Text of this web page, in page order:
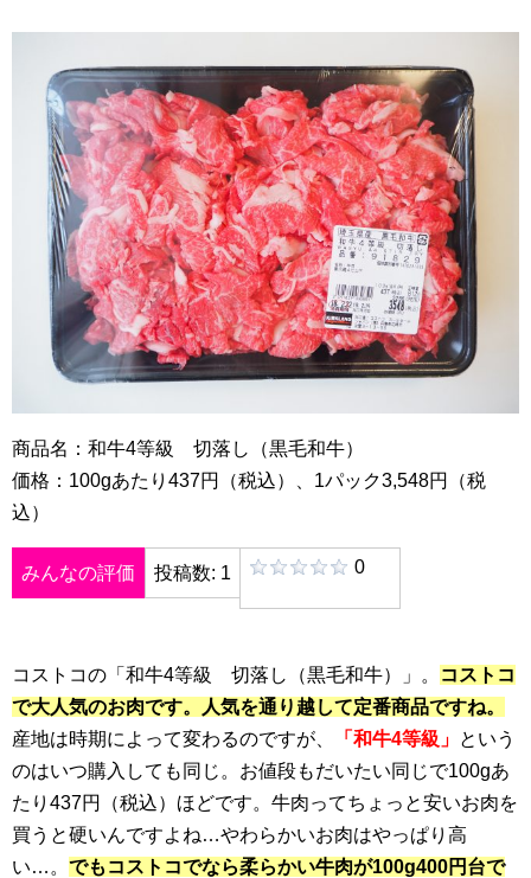
商品名：和牛4等級 切落し（黒毛和牛）
価格：100gあたり437円（税込）、1パック3,548円（税
込）
みんなの評価 投稿数: 1 0
コストコの「和牛4等級 切落し（黒毛和牛）」。
コストコ
で大人気のお肉です。人気を通り越して定番商品ですね。
産地は時期によって変わるのですが、
「和牛4等級」 という
のはいつ購入しても同じ。お値段もだいたい同じで100gあ
たり437円（税込）ほどです。牛肉ってちょっと安いお肉を
買うと硬いんですよね…やわらかいお肉はやっぱり高
い…。 でもコストコでなら柔らかい牛肉が100g400円台で